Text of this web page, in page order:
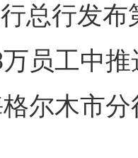
行发布
员工中
尔木市